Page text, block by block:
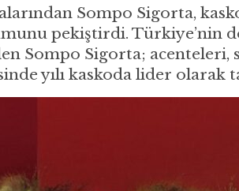
Sompo Sigorta,
pekiştirdi. Türkiye’nin
Sompo Sigorta; acenteleri,
yılı kaskoda lider